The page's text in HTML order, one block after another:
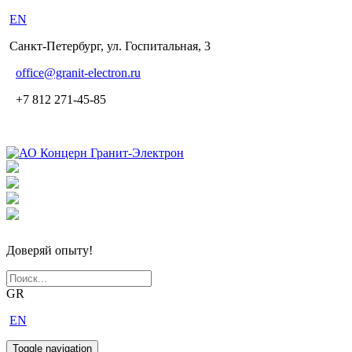
EN
Санкт-Петербург, ул. Госпитальная, 3
office@granit-electron.ru
+7 812 271-45-85
Доверяй опыту!
GR
EN
Toggle navigation